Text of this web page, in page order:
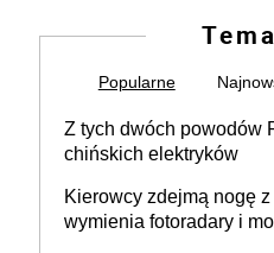
Popularne
Z tych dwóch powodów
chińskich elektryków
Kierowcy zdejmą nogę
wymienia fotoradary i